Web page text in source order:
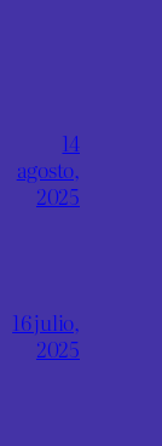
14
agosto,
2025
16 julio,
2025